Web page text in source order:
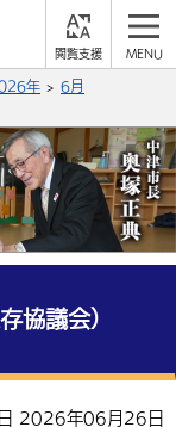
支
白
縮小
YouTube
年
6月
協議会）
2026年06月26日